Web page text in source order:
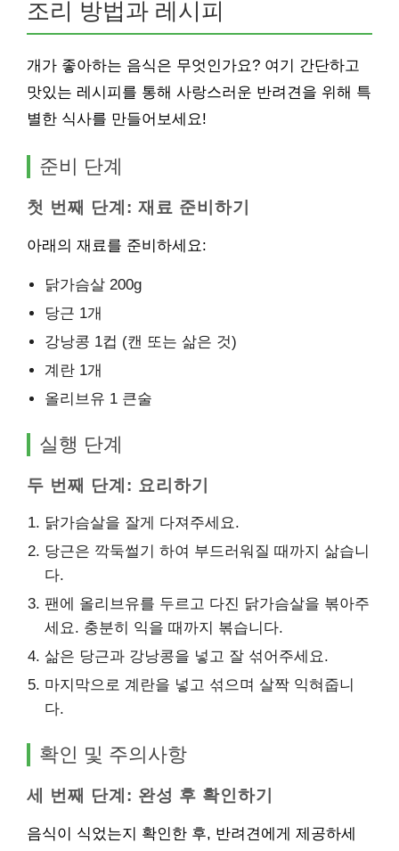
조리 방법과 레시피
개가 좋아하는 음식은 무엇인가요? 여기 간단하고
맛있는 레시피를 통해 사랑스러운 반려견을 위해 특
별한 식사를 만들어보세요!
준비 단계
첫 번째 단계: 재료 준비하기
아래의 재료를 준비하세요:
닭가슴살 200g
당근 1개
강낭콩 1컵 (캔 또는 삶은 것)
계란 1개
올리브유 1 큰술
실행 단계
두 번째 단계: 요리하기
닭가슴살을 잘게 다져주세요.
당근은 깍둑썰기 하여 부드러워질 때까지 삶습니
다.
팬에 올리브유를 두르고 다진 닭가슴살을 볶아주
세요. 충분히 익을 때까지 볶습니다.
삶은 당근과 강낭콩을 넣고 잘 섞어주세요.
마지막으로 계란을 넣고 섞으며 살짝 익혀줍니
다.
확인 및 주의사항
세 번째 단계: 완성 후 확인하기
음식이 식었는지 확인한 후, 반려견에게 제공하세